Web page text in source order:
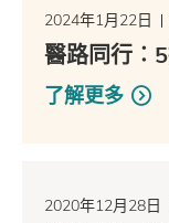
2024年1月22日
醫路同行
了解更多
2020年12月28日